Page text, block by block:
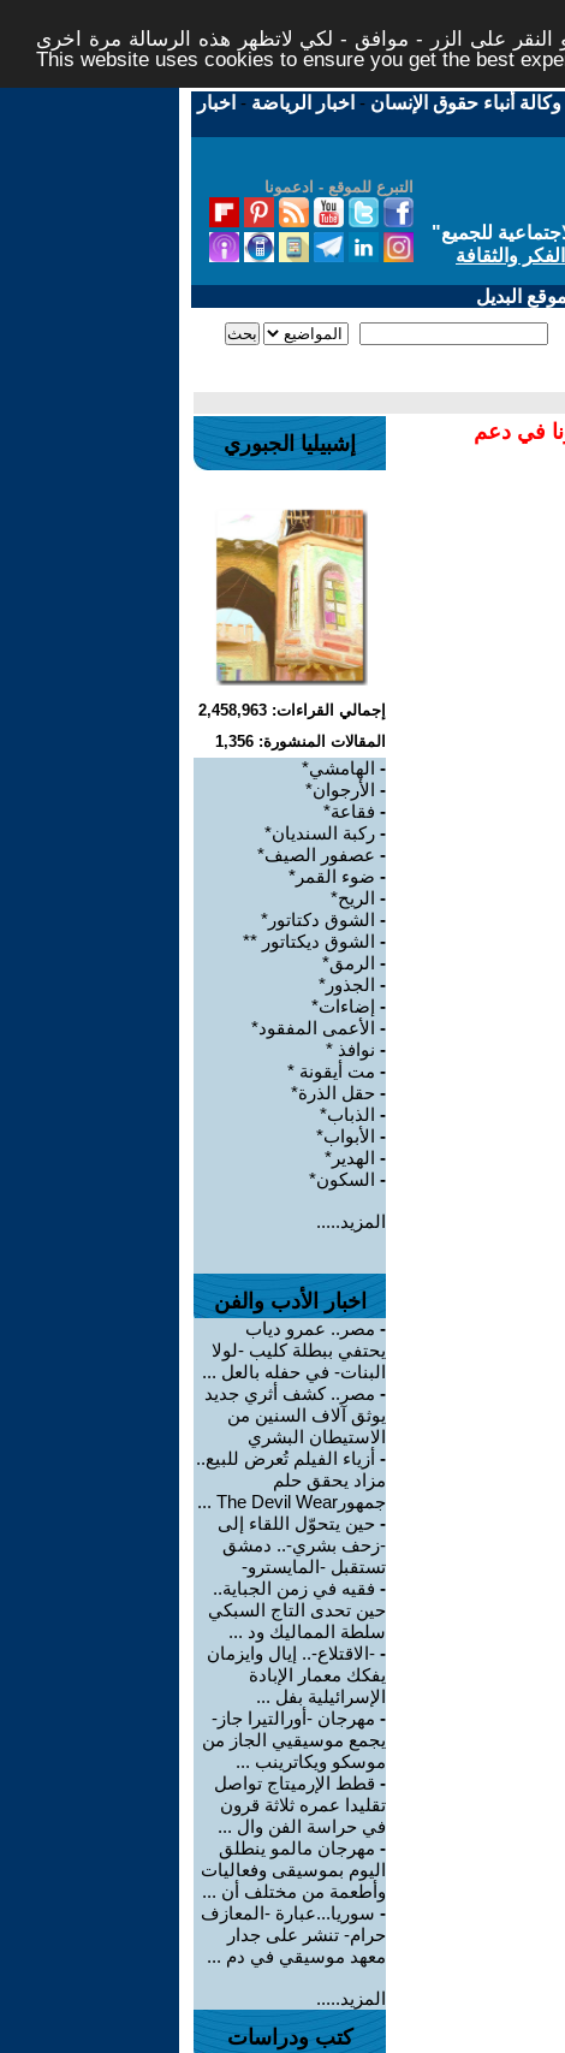
على الزر - موافق - لكي لاتظهر هذه الرسالة مرة اخرى -
This website uses cookies to ensure you get the best
وكالة أنباء حقوق الإنسان - اخبار الرياضة - اخبار
التبرع للموقع - ادعمونا
للجميع"
والثقافة
البديل
في دعم
إشبيليا الجبوري
إجمالي القراءات: 2,458,963
المقالات المنشورة: 1,356
- الهامشي*
- الأرجوان*
- فقاعة*
- ركبة السنديان*
- عصفور الصيف*
- ضوء القمر*
- الريح*
- الشوق دكتاتور*
- الشوق ديكتاتور **
- الرمق*
- الجذور*
- إضاءات*
- الأعمى المفقود*
- نوافذ *
- مت أيقونة *
- حقل الذرة*
- الذباب*
- الأبواب*
- الهدير*
- السكون*
المزيد.....
اخبار الأدب والفن
- مصر.. عمرو دياب
يحتفي ببطلة كليب -لولا
البنات- في حفله بالعل ...
- مصر.. كشف أثري جديد
يوثق آلاف السنين من
الاستيطان البشري
- أزياء الفيلم تُعرض للبيع..
مزاد يحقق حلم
جمهورThe Devil Wear ...
- حين يتحوّل اللقاء إلى
-زحف بشري-.. دمشق
تستقبل -المايسترو-
- فقيه في زمن الجباية..
حين تحدى التاج السبكي
سلطة المماليك ود ...
- -الاقتلاع-.. إيال وايزمان
يفكك معمار الإبادة
الإسرائيلية بفل ...
- مهرجان -أورالتيرا جاز-
يجمع موسيقيي الجاز من
موسكو ويكاترينب ...
- قطط الإرميتاج تواصل
تقليدا عمره ثلاثة قرون
في حراسة الفن وال ...
- مهرجان مالمو ينطلق
اليوم بموسيقى وفعاليات
وأطعمة من مختلف أن ...
- سوريا...عبارة -المعازف
حرام- تنشر على جدار
معهد موسيقي في دم ...
المزيد.....
كتب ودراسات